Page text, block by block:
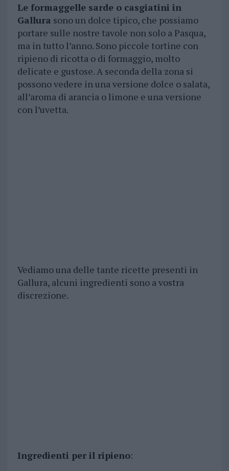
Le formaggelle sarde o casgiatini in
Gallura sono un dolce tipico, che possiamo
portare sulle nostre tavole non solo a Pasqua,
ma in tutto l’anno. Sono piccole tortine con
ripieno di ricotta o di formaggio, molto
delicate e gustose. A seconda della zona si
possono vedere in una versione dolce o salata,
all’aroma di arancia o limone e una versione
con l’uvetta.
Vediamo una delle tante ricette presenti in
Gallura, alcuni ingredienti sono a vostra
discrezione.
Ingredienti per il ripieno: